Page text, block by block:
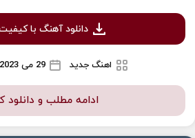
دانلود آهنگ با
اهنگ جدید 29 می 2023
ادامه مطلب و دانلود